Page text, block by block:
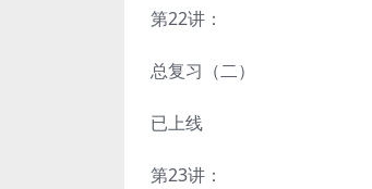
第22讲：
总复习（二）
已上线
第23讲：